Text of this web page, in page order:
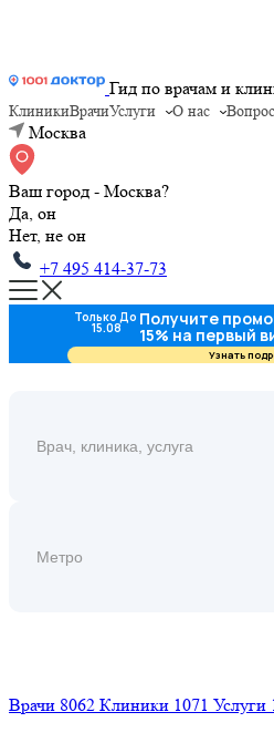
Гид по врачам и
КлиникиВрачиУслуги О нас
Москва
Ваш город - Москва?
Да, он
Нет, не он
+7 495 414-37-73
Врачи 8062 Клиники 1071 Услуги
Только До
15.08 Получите
15% на первый
стоматологию
Узнать